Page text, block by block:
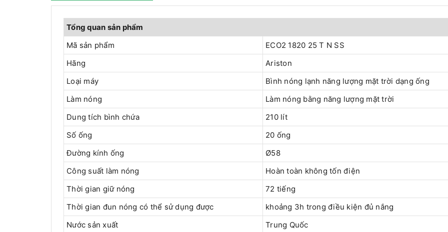
Tổng quan sản phẩm
Mã sản phẩm
ECO2 1820 25 T N SS
Hãng
Ariston
Loại máy
Bình nóng lạnh năng lượng mặt trời dạng ống
Làm nóng
Làm nóng bằng năng lượng mặt trời
Dung tích bình chứa
210 lít
Số ống
20 ống
Đường kính ống
Ø58
Công suất làm nóng
Hoàn toàn không tốn điện
Thời gian giữ nóng
72 tiếng
Thời gian đun nóng có thể sử dụng được
khoảng 3h trong điều kiện đủ nắng
Nước sản xuất
Trung Quốc